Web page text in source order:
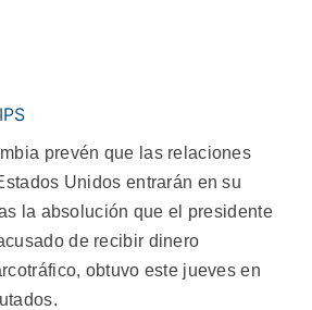
prevén que las relaciones
Unidos entrarán en su
la absolución que el presidente
de recibir dinero
obtuvo este jueves en